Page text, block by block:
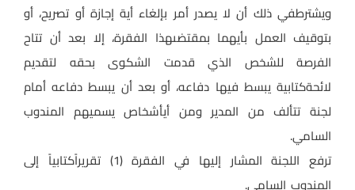
ويشترطفي ذلك أن لا يصدر أمر بإلغاء أية إجازة أو تصريح، أو
بتوقيف العمل بأيهما بمقتضىهذا الفقرة، إلا بعد أن تتاح
الفرصة للشخص الذي قدمت الشكوى بحقه لتقديم
لائحةكتابية يبسط فيها دفاعه، أو بعد أن يبسط دفاعه أمام
لجنة تتألف من المدير ومن أيأشخاص يسميهم المندوب
السامي.
ترفع اللجنة المشار إليها في الفقرة (1) تقريراًكتابياً إلى
المندوب السامي.